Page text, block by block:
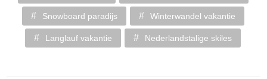
Snowboard paradijs Winterwandel vakantie
Langlauf vakantie Nederlandstalige skiles